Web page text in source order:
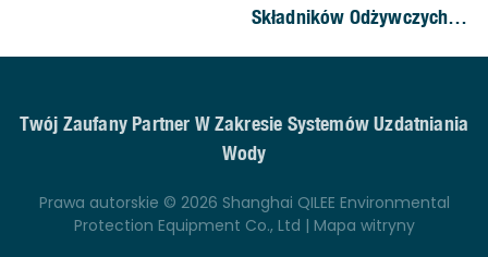
Składników Odżywczych
Twój Zaufany Partner W Zakresie Systemów Uzdatniania
Wody
Prawa autorskie © 2026 Shanghai QILEE Environmental
Protection Equipment Co., Ltd | Mapa witryny